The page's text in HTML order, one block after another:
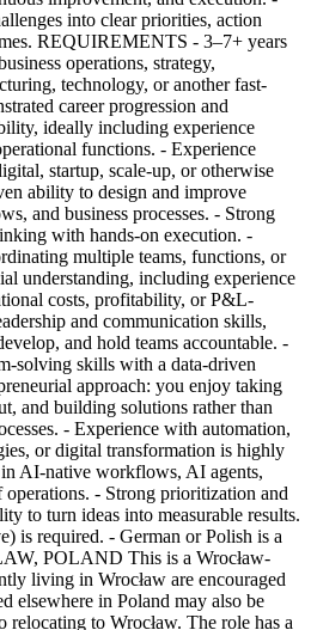
into clear priorities, action
REQUIREMENTS - 3–7+ years
operations, strategy,
technology, or another fast-
career progression and
ideally including experience
functions. - Experience
startup, scale-up, or otherwise
ability to design and improve
and business processes. - Strong
with hands-on execution. -
multiple teams, functions, or
understanding, including experience
costs, profitability, or P&L-
and communication skills,
and hold teams accountable. -
solving skills with a data-driven
approach: you enjoy taking
and building solutions rather than
- Experience with automation,
or digital transformation is highly
AI-native workflows, AI agents,
- Strong prioritization and
to turn ideas into measurable results.
is required. - German or Polish is a
POLAND This is a Wrocław-
living in Wrocław are encouraged
elsewhere in Poland may also be
relocating to Wrocław. The role has a